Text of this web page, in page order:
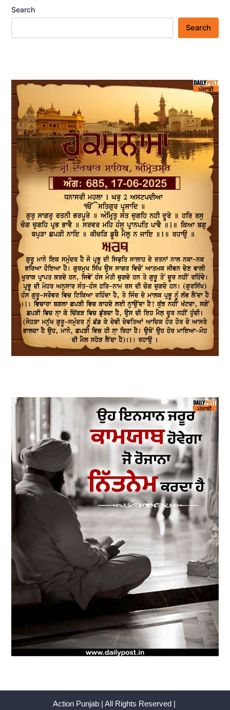
Search
Search
Action Punjab | All Rights Reserved |